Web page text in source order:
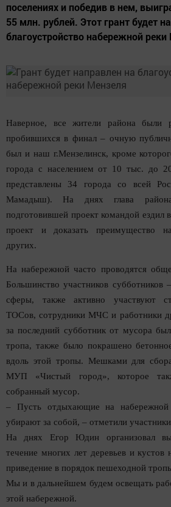
поселениях и победив в нем,
55 млн. рублей. Этот грант будет
благоустройство набережной
Наверное, все жители района были
пробившихся в финал – очную
был и наш г.Мензелинск, кроме
города с населением от 10 тыс. до
представлены 34 города со всей
Мамадыш). На днях глава
подготовившей проект командой ездил
про­ект и доказать преимущество
других.
На набережной часто проводятся
Большинство участников субботников
сферы, также активно уча­ствуют
ТОСов, сотрудники МЧС и работники
за по­следний субботник от мусора
тропа, также было покрашено
вдоль этой тропы. Мешками для
МУП «Чистый город», которое
собранный мусор.
– Пусть отдыхающие на
убирают за собой, – отметили
На днях Егор Юдин организовал
течение многих лет деревьев и кустов
приведение в порядок пешеход­ной
Мы и в дальнейшем будем освещать
этой набережной.